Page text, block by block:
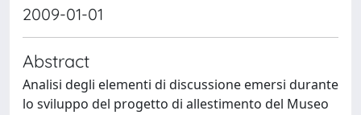
2009-01-01
Abstract
Analisi degli elementi di discussione emersi durante
lo sviluppo del progetto di allestimento del Museo